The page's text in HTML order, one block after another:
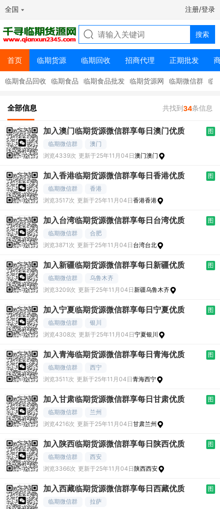
全国 注册/登录
首页 临期货源 临期回收 招商代理 正期批发
临期食品回收 临期食品 临期食品批发 临期货源网 临期微信群 临
全部信息 共找到34条信息
加入澳门临期货源微信群享每日澳门优质
图
临期微信群
澳门
浏览4339次 更新于25年11月04日澳门澳门
加入香港临期货源微信群享每日香港优质
图
临期微信群
香港
浏览3517次 更新于25年11月04日香港香港
加入台湾临期货源微信群享每日台湾优质
图
临期微信群
合肥
浏览3871次 更新于25年11月04日 台湾台北
加入新疆临期货源微信群享每日新疆优质
图
临期微信群
乌鲁木齐
浏览3209次 更新于25年11月04日新疆乌鲁木齐
加入宁夏临期货源微信群享每日宁夏优质
图
临期微信群
银川
浏览4308次 更新于25年11月04日宁夏银川
加入青海临期货源微信群享每日青海优质
图
临期微信群
西宁
浏览3511次 更新于25年11月04日青海西宁
加入甘肃临期货源微信群享每日甘肃优质
图
临期微信群
兰州
浏览4216次 更新于25年11月04日甘肃兰州
加入陕西临期货源微信群享每日陕西优质
图
临期微信群
西安
浏览3366次 更新于25年11月04日陕西西安
加入西藏临期货源微信群享每日西藏优质
图
临期微信群
拉萨